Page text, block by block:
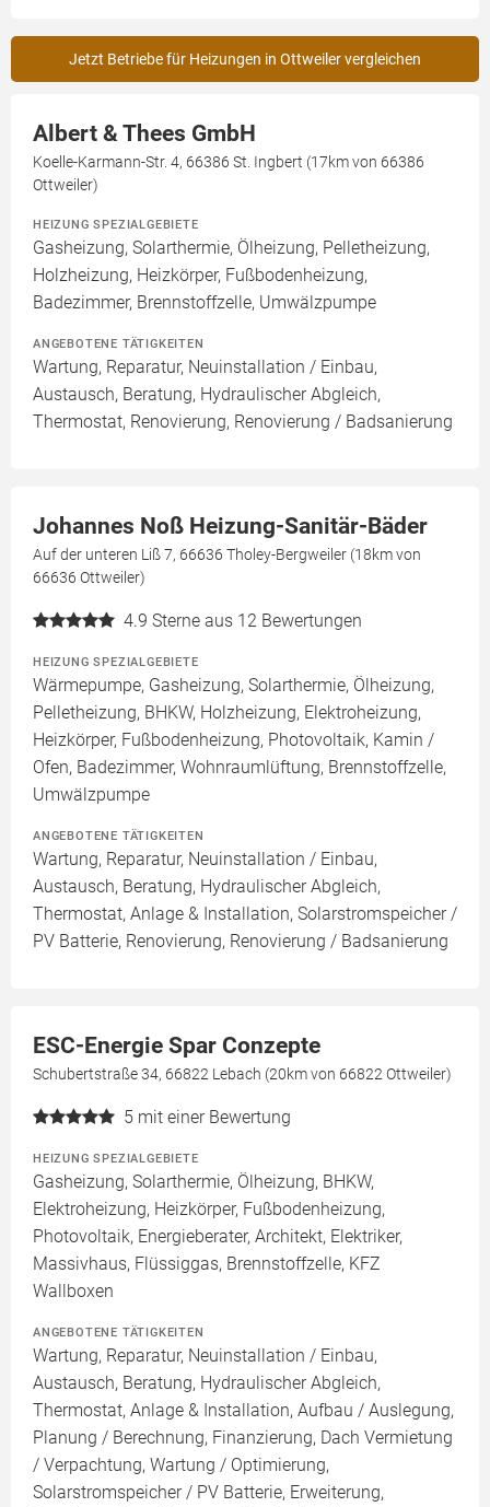
Jetzt Betriebe für Heizungen in Ottweiler vergleichen
Albert & Thees GmbH
Koelle-Karmann-Str. 4, 66386 St. Ingbert (17km von 66386
Ottweiler)
HEIZUNG SPEZIALGEBIETE
Gasheizung, Solarthermie, Ölheizung, Pelletheizung,
Holzheizung, Heizkörper, Fußbodenheizung,
Badezimmer, Brennstoffzelle, Umwälzpumpe
ANGEBOTENE TÄTIGKEITEN
Wartung, Reparatur, Neuinstallation / Einbau,
Austausch, Beratung, Hydraulischer Abgleich,
Thermostat, Renovierung, Renovierung / Badsanierung
Johannes Noß Heizung-Sanitär-Bäder
Auf der unteren Liß 7, 66636 Tholey-Bergweiler (18km von
66636 Ottweiler)
4.9 Sterne aus 12 Bewertungen
HEIZUNG SPEZIALGEBIETE
Wärmepumpe, Gasheizung, Solarthermie, Ölheizung,
Pelletheizung, BHKW, Holzheizung, Elektroheizung,
Heizkörper, Fußbodenheizung, Photovoltaik, Kamin /
Ofen, Badezimmer, Wohnraumlüftung, Brennstoffzelle,
Umwälzpumpe
ANGEBOTENE TÄTIGKEITEN
Wartung, Reparatur, Neuinstallation / Einbau,
Austausch, Beratung, Hydraulischer Abgleich,
Thermostat, Anlage & Installation, Solarstromspeicher /
PV Batterie, Renovierung, Renovierung / Badsanierung
ESC-Energie Spar Conzepte
Schubertstraße 34, 66822 Lebach (20km von 66822 Ottweiler)
5 mit einer Bewertung
HEIZUNG SPEZIALGEBIETE
Gasheizung, Solarthermie, Ölheizung, BHKW,
Elektroheizung, Heizkörper, Fußbodenheizung,
Photovoltaik, Energieberater, Architekt, Elektriker,
Massivhaus, Flüssiggas, Brennstoffzelle, KFZ
Wallboxen
ANGEBOTENE TÄTIGKEITEN
Wartung, Reparatur, Neuinstallation / Einbau,
Austausch, Beratung, Hydraulischer Abgleich,
Thermostat, Anlage & Installation, Aufbau / Auslegung,
Planung / Berechnung, Finanzierung, Dach Vermietung
/ Verpachtung, Wartung / Optimierung,
Solarstromspeicher / PV Batterie, Erweiterung,